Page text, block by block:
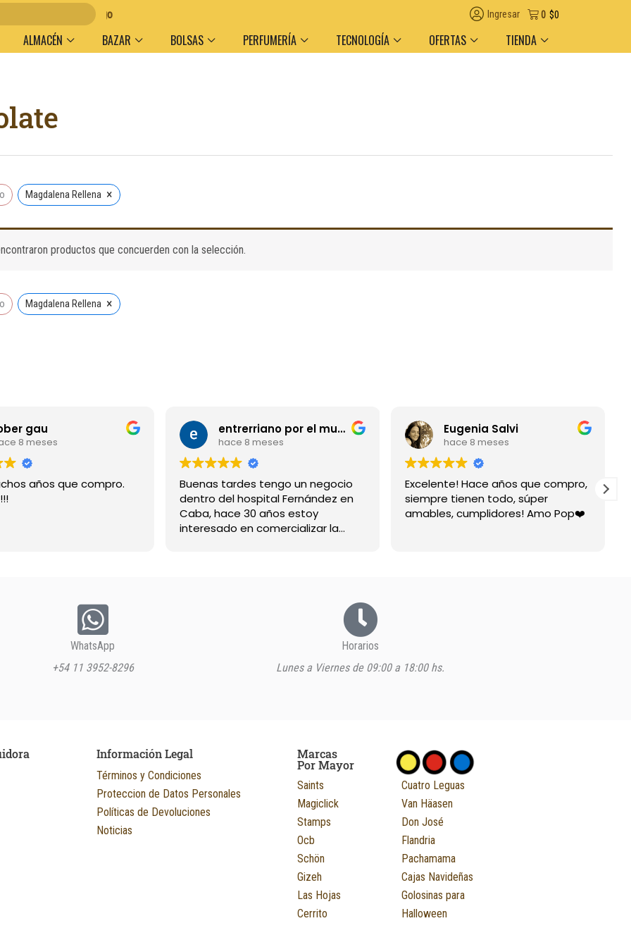
y medio de pago $0
0
Ingresar
ALMACÉN BAZAR BOLSAS PERFUMERÍA TECNOLOGÍA OFERTAS TIENDA
Magdalena Rellena ×
productos que concuerden con la selección.
Magdalena Rellena ×
gau
8 meses
años que compro.
entrerriano por el mundo
hace 8 meses
Buenas tardes tengo un negocio
dentro del hospital Fernández en
Caba, hace 30 años estoy
interesado en comercializar la
Eugenia Salvi
hace 8 meses
Excelente! Hace años que compro,
siempre tienen todo, súper
amables, cumplidores! Amo Pop❤️
WhatsApp
+54 11 3952-8296
Horarios
Lunes a Viernes de 09:00 a 18:00 hs.
Información Legal
Términos y Condiciones
Proteccion de Datos Personales
Políticas de Devoluciones
Noticias
Marcas
Por Mayor
Saints
Magiclick
Stamps
Ocb
Schön
Gizeh
Las Hojas
Cerrito
Cuatro Leguas
Van Häasen
Don José
Flandria
Pachamama
Cajas Navideñas
Golosinas para
Halloween